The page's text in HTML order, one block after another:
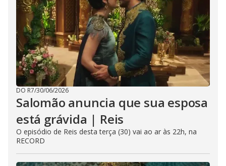
DO R7/30/06/2026
Salomão anuncia que sua esposa
está grávida | Reis
O episódio de Reis desta terça (30) vai ao ar às 22h, na
RECORD